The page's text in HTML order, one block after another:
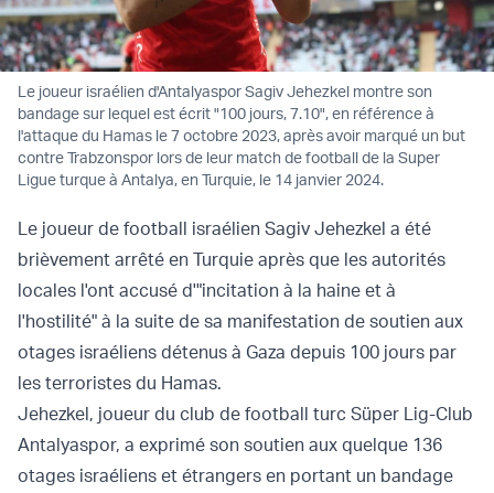
Le joueur israélien d'Antalyaspor Sagiv Jehezkel montre son
bandage sur lequel est écrit "100 jours, 7.10", en référence à
l'attaque du Hamas le 7 octobre 2023, après avoir marqué un but
contre Trabzonspor lors de leur match de football de la Super
Ligue turque à Antalya, en Turquie, le 14 janvier 2024.
Le joueur de football israélien Sagiv Jehezkel a été
brièvement arrêté en Turquie après que les autorités
locales l'ont accusé d'"incitation à la haine et à
l'hostilité" à la suite de sa manifestation de soutien aux
otages israéliens détenus à Gaza depuis 100 jours par
les terroristes du Hamas.
Jehezkel, joueur du club de football turc Süper Lig-Club
Antalyaspor, a exprimé son soutien aux quelque 136
otages israéliens et étrangers en portant un bandage